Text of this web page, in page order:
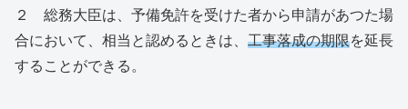
２ 総務大臣は、予備免許を受けた者から申請があつた場
合において、相当と認めるときは、 工事落成の期限を延長
することができる。